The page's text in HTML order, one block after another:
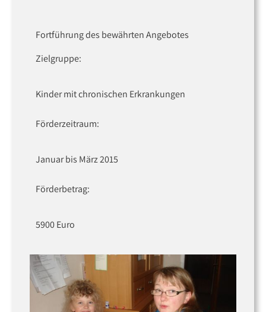
Fortführung des bewährten Angebotes
Zielgruppe:
Kinder mit chronischen Erkrankungen
Förderzeitraum:
Januar bis März 2015
Förderbetrag:
5900 Euro